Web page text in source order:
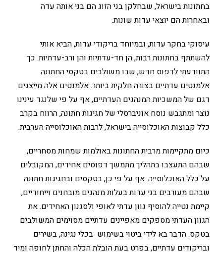
בחתונות בישראל, שבחלקן בני הזוג הם בני אותה עדה
ובאחרות הם יוצאי עדות שונות.
עיסוקי בחקר עדות, ובמיוחד בריקודי עדות, הביא אותי
להשתתף בחתונות רבות, הן חד-עדתיות והן ורב-עדתיות. כך
התוודעתי לדפוס חדש, שבו משולבים בטקסי החתונה
אלמנטים עדתיים בצורה חלקית ביותר. אלמנטים אלה מייצגים
דגם של המשכיות המנהגים העדתיים, אף על פי שלנגד עינינו
נוצר ומתגבש נוסח אוניברסלי של חגיגות חתונה, הרווח בקרב
כלל קבוצות האוכלוסייה בישראל, לרבות האוכלוסייה הערבית.
כיום מתקיימות מרבית החתונות באולמות שמחות מסחריים,
שבהם התעצבו בתהליך מתמשך דפוסים אחידים, המקובלים
על כלל האוכלוסייה. אף על פי כן, בטקסים ובחגיגות חתונה
שבהם מעורבים בני עדות בעלות מנהגים מובחנים וייחודיים,
קיימת נטייה להוסיף גוון עדתי לאופי ולסגנון האחידים. את
הגוון העדתי מספקים מאפיינים עדתיים מסוימים המשולבים
בטקס. הדבר בא לידי ביטוי בשימוש בכלי נגינה, בשירים
ובריקודים עדתיים, בפרט בעת הובלת הכלה והחתן לחופה ומיד